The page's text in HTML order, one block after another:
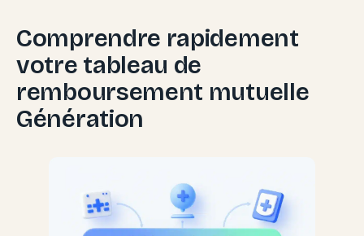
Comprendre rapidement
votre tableau de
remboursement mutuelle
Génération